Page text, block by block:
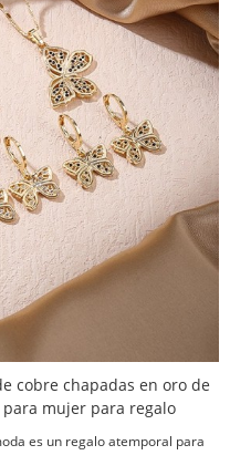
cobre chapadas en oro de
mujer para regalo
es un regalo atemporal para